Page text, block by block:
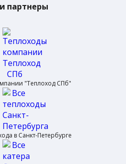
партнеры
"Теплоход СПб"
в Санкт-Петербурге